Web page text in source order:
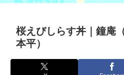
桜えびしらす丼｜鐘庵
本平）